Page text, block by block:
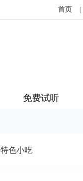
首页
免费试听
特色小吃